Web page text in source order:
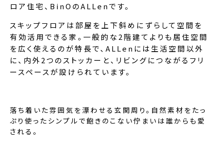
ロア住宅、BinOのALLenです。
スキップフロアは部屋を上下斜めにずらして空間を
有効活用できる家。一般的な2階建てよりも居住空間
を広く使えるのが特長で、ALLenには生活空間以外
に、内外2つのストッカーと、リビングにつながるフリ
ースペースが設けられています。
落ち着いた雰囲気を漂わせる玄関周り。自然素材をたっ
ぷり使ったシンプルで飽きのこない佇まいは誰からも愛
される。